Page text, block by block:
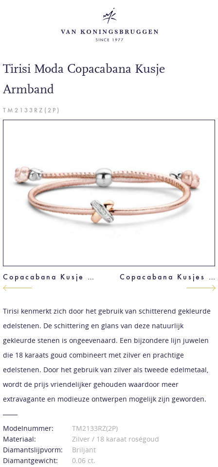
Tirisi Moda Copacabana Kusje
Armband
TM2133RZ(2P)
Copacabana Kusje Armband Copacabana Kusjes Armband
Tirisi kenmerkt zich door het gebruik van schitterend gekleurde
edelstenen. De schittering en glans van deze natuurlijk
gekleurde stenen is ongeevenaard. Een bijzondere lijn juwelen
die 18 karaats goud combineert met zilver en prachtige
edelstenen. Door het gebruik van zilver als tweede edelmetaal,
wordt de prijs vriendelijker gehouden waardoor meer
extravagante en modieuze ontwerpen mogelijk zijn geworden.
Modelnummer:
TM2133RZ(2P)
Materiaal:
Zilver / 18 karaat roségoud
Diamantslijpvorm:
Briljant
Diamantgewicht:
0.06 ct.